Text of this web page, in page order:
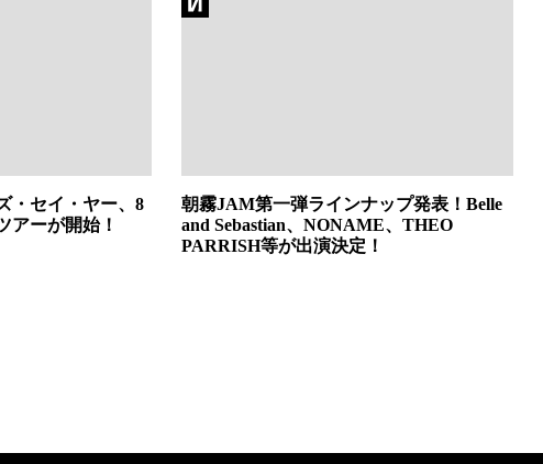
・セイ・ヤー、8
アーが開始！
朝霧JAM第一弾ラインナップ発表！Belle
and Sebastian、NONAME、THEO
PARRISH等が出演決定！